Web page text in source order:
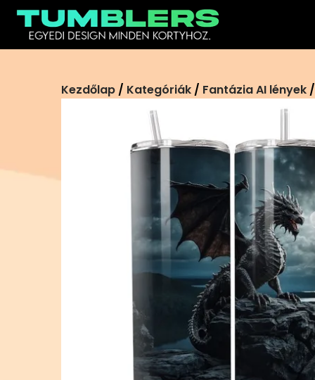
Ugrás
tartalomra
Kezdőlap / Kategóriák / Fantázia AI lények